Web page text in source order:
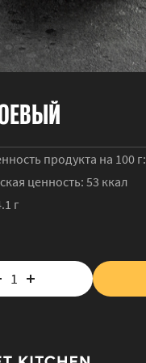
1
продукта на 100 г:
ценность: 53 ккал
г